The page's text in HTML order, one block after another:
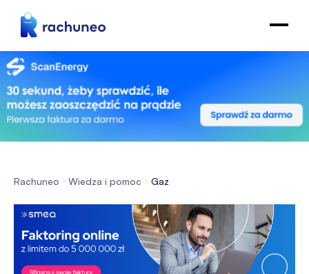
Rachuneo Wiedza i pomoc Gaz